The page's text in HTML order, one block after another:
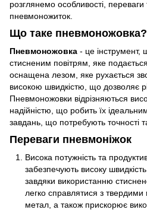
розглянемо особливості, переваги
пневмоножиток.
Що таке пневмоножовка?
Пневмоножовка - це інструмент,
стисненим повітрям, яке
оснащена лезом, яке рухається
високою швидкістю, що дозволяє
Пневмоножовки відрізняються
надійністю, що робить їх
завдань, що потребують точності
Переваги пневмоніжок
Висока потужність та
забезпечують високу
завдяки використанню
легко справлятися з
метал, а також прискорює